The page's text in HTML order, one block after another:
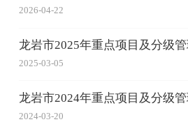
2026-04-22
龙岩市2025年重点项目及分级
2025-03-05
龙岩市2024年重点项目及分级
2024-03-20